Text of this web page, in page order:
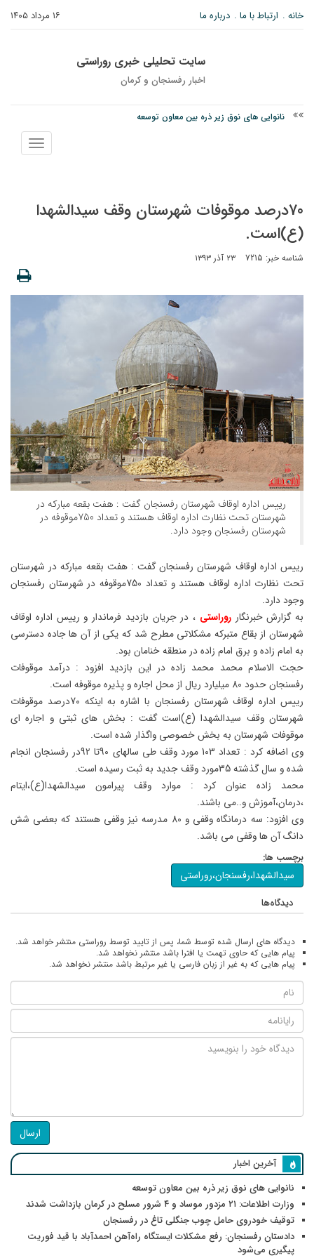
۱۶ مرداد ۱۴۰۵ خانه ارتباط با ما درباره ما
سایت تحلیلی خبری روراستی
اخبار رفسنجان و كرمان
نانوایی های نوق زیر ذره بین معاون توسعه
نمایش
منو
70درصد موقوفات شهرستان وقف سیدالشهدا
(ع)است.
شناسه خبر: 7215 ۲۳ آذر ۱۳۹۳
رییس اداره اوقاف شهرستان رفسنجان گفت : هفت بقعه مبارکه در
شهرستان تحت نظارت اداره اوقاف هستند و تعداد 750موقوفه در
شهرستان رفسنجان وجود دارد.
رییس اداره اوقاف شهرستان رفسنجان گفت : هفت بقعه مبارکه در شهرستان
تحت نظارت اداره اوقاف هستند و تعداد 750موقوفه در شهرستان رفسنجان
وجود دارد.
به گزارش خبرنگارروراستی ، در جریان بازدید فرماندار و رییس اداره اوقاف
شهرستان از بقاع متبرکه مشکلاتی مطرح شد که یکی از آن ها جاده دسترسی
به امام زاده و برق امام زاده در منطقه خنامان بود.
حجت الاسلام محمد محمد زاده در این بازدید افزود : درآمد موقوفات
رفسنجان حدود 80 میلیارد ریال از محل اجاره و پذیره موقوفه است.
رییس اداره اوقاف شهرستان رفسنجان با اشاره به اینکه 70درصد موقوفات
شهرستان وقف سیدالشهدا (ع)است گفت : بخش های ثبتی و اجاره ای
موقوفات شهرستان به بخش خصوصی واگذار شده است.
وی اضافه کرد : تعداد 103 مورد وقف طی سالهای 90تا 92در رفسنجان انجام
شده و سال گذشته 35مورد وقف جدید به ثبت رسیده است.
محمد زاده عنوان کرد : موارد وقف پیرامون سیدالشهدا(ع)،ایتام
،درمان،آموزش و..می باشند.
وی افزود: سه درمانگاه وقفی و 80 مدرسه نیز وقفی هستند که بعضی شش
دانگ آن ها وقفی می باشد.
برچسب ها:
سیدالشهدا،رفسنجان،روراستی
دیدگاه‌ها
دیدگاه های ارسال شده توسط شما، پس از تایید توسط روراستی منتشر خواهد شد.
پیام هایی که حاوی تهمت یا افترا باشد منتشر نخواهد شد.
پیام هایی که به غیر از زبان فارسی یا غیر مرتبط باشد منتشر نخواهد شد.
ارسال
آخرین اخبار
نانوایی های نوق زیر ذره بین معاون توسعه
وزارت اطلاعات: ۲۱ مزدور موساد و ۴ شرور مسلح در کرمان بازداشت شدند
توقیف خودروی حامل چوب جنگلی تاغ در رفسنجان
دادستان رفسنجان: رفع مشکلات ایستگاه راه‌آهن احمدآباد با قید فوریت
پیگیری می‌شود